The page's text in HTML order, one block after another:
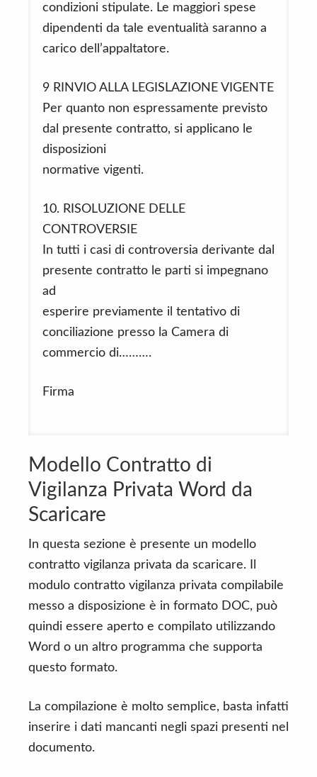
condizioni stipulate. Le maggiori spese
dipendenti da tale eventualità saranno a
carico dell’appaltatore.
9 RINVIO ALLA LEGISLAZIONE VIGENTE
Per quanto non espressamente previsto
dal presente contratto, si applicano le
disposizioni
normative vigenti.
10. RISOLUZIONE DELLE
CONTROVERSIE
In tutti i casi di controversia derivante dal
presente contratto le parti si impegnano
ad
esperire previamente il tentativo di
conciliazione presso la Camera di
commercio di……….
Firma
Modello Contratto di
Vigilanza Privata Word da
Scaricare
In questa sezione è presente un modello
contratto vigilanza privata da scaricare. Il
modulo contratto vigilanza privata compilabile
messo a disposizione è in formato DOC, può
quindi essere aperto e compilato utilizzando
Word o un altro programma che supporta
questo formato.
La compilazione è molto semplice, basta infatti
inserire i dati mancanti negli spazi presenti nel
documento.